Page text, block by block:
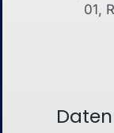
01,